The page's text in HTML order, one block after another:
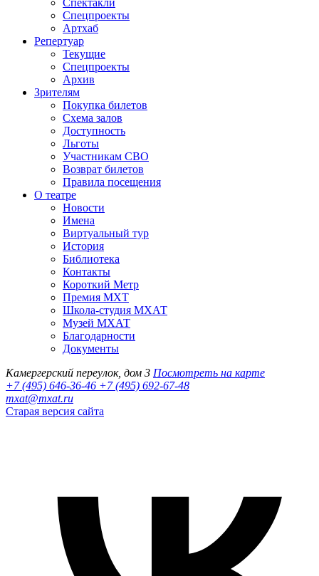
Спектакли
Спецпроекты
Артхаб
Репертуар
Текущие
Спецпроекты
Архив
Зрителям
Покупка билетов
Схема залов
Доступность
Льготы
Участникам СВО
Возврат билетов
Правила посещения
О театре
Новости
Имена
Виртуальный тур
История
Библиотека
Контакты
Короткий Метр
Премия МХТ
Школа-студия МХАТ
Музей МХАТ
Благодарности
Документы
Камергерский переулок, дом 3 Посмотреть на карте
+7 (495) 646-36-46 +7 (495) 692-67-48‬
mxat@mxat.ru
Старая версия сайта